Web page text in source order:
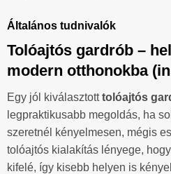
Általános tudnivalók
Tolóajtós gardrób –
modern otthonokba
Egy jól kiválasztotttolóajtós
legpraktikusabb megoldás, ha
szeretnél kényelmesen, mégis
tolóajtós kialakítás lényege,
kifelé, így kisebb helyen is